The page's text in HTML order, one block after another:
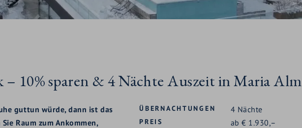
suchen?
10% sparen & 4 Nächte Auszeit in Maria Alm
guttun würde, dann ist das
Raum zum Ankommen,
ÜBERNACHTUNGEN 4 Nächte
PREIS ab€ 1.930,–